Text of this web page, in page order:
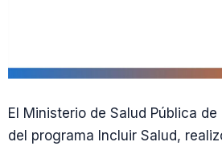
El Ministerio de Salud Pública
del programa Incluir Salud,